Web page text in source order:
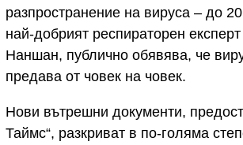
разпространение на вируса – до
най-добрият респираторен
Наншан, публично обявява, че
предава от човек на човек.
Нови вътрешни документи,
Таймс“, разкриват в по-голяма